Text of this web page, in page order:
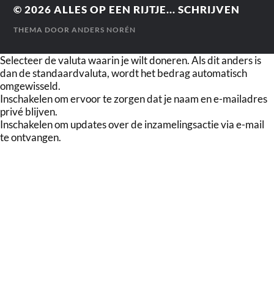
© 2026ALLES OP EEN RIJTJE... SCHRIJVEN
THEMA DOORANDERS NORÉN
Selecteer de valuta waarin je wilt doneren. Als dit anders is
dan de standaardvaluta, wordt het bedrag automatisch
omgewisseld.
Inschakelen om ervoor te zorgen dat je naam en e-mailadres
privé blijven.
Inschakelen om updates over de inzamelingsactie via e-mail
te ontvangen.